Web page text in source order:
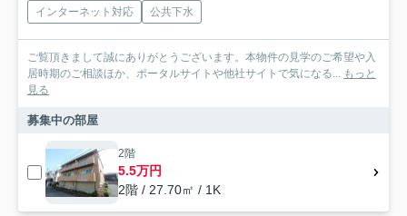
インターネット対応 公共下水
ご覧頂きまして誠にありがとうございます。本物件の見学のご希望や入
居時期のご相談ほか、ポータルサイトや他社サイトで気になる... もっと
見る
募集中の部屋
2階
5.5万円
2階 / 27.70㎡ / 1K